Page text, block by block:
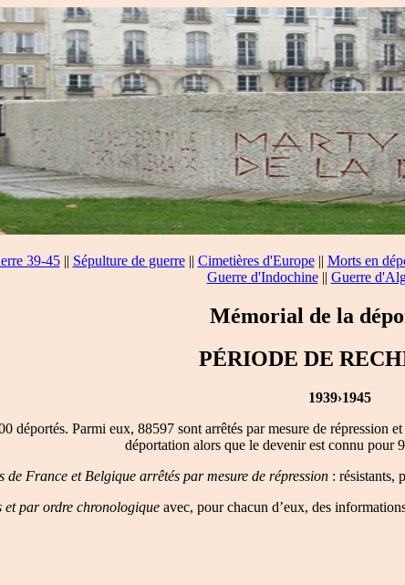
39-45|| Sépulture de guerre|| Cimetières d'Europe|| Morts en
Guerre d'Indochine|| Guerre
Mémorial de la
PÉRIODE DE
1939›1945
déportés. Parmi eux, 88597 sont arrêtés par mesure de
déportation alors que le devenir est connu pour
de France et Belgique arrêtés par mesure de répression : résistants,
et par ordre chronologique avec, pour chacun d’eux, des